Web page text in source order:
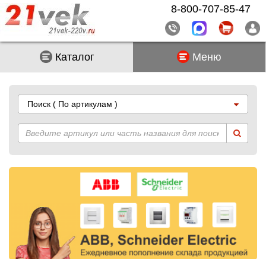
Каталог Меню
Поиск ( По артикулам )
8-800-707-85-47